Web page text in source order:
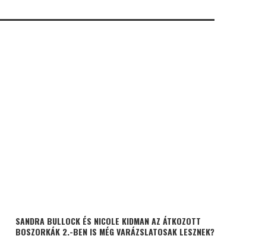
SANDRA BULLOCK ÉS NICOLE KIDMAN AZ ÁTKOZOTT
BOSZORKÁK 2.-BEN IS MÉG VARÁZSLATOSAK LESZNEK?